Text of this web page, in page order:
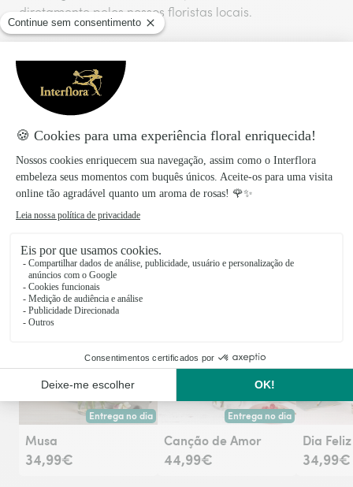
diretamente pelos nossos floristas locais.
Entrega no mesmo dia para todas as encomendas
realizadas antes das 17 horas.
Também vais gostar
Descobre mais ideias para agradar
Entrega no dia
Entrega hoje ou na data à tua escolha.
Musa
34,99€
Entrega no dia
Entrega hoje ou na data à
Canção de Amor
44,99€
Dia Feliz
34,99€